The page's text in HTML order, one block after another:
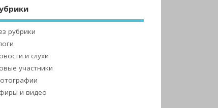
рубрики
и слухи
участники
и видео